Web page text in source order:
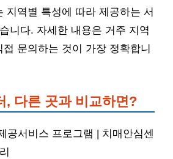
지역별 특성에 따라 제공하는 서
니다. 자세한 내용은 거주 지역
문의하는 것이 가장 정확합니
, 다른 곳과 비교하면?
공서비스 프로그램 | 치매안심센